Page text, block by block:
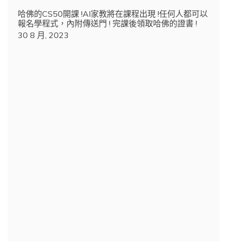
哈佛的CS50開課 !AI家教將在課程出現 !任何人都可以
報名學程式，內附傳送門 ! 完課後領取哈佛的證書 !
30 8 月, 2023